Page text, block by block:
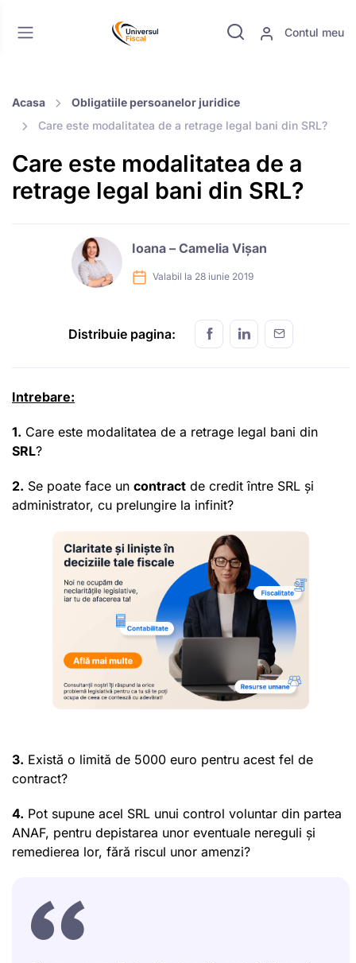
Contul meu
Acasa
Obligatiile persoanelor juridice
Care este modalitatea de a retrage legal bani din SRL?
Care este modalitatea de a
retrage legal bani din SRL?
Ioana – Camelia Vișan
Valabil la 28 iunie 2019
Distribuie pagina:
Intrebare:
1. Care este modalitatea de a retrage legal bani din
SRL?
2. Se poate face un contract de credit între SRL și
administrator, cu prelungire la infinit?
3. Există o limită de 5000 euro pentru acest fel de
contract?
4. Pot supune acel SRL unui control voluntar din partea
ANAF, pentru depistarea unor eventuale nereguli și
remedierea lor, fără riscul unor amenzi?